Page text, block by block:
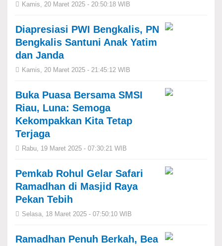
Kamis, 20 Maret 2025 - 20:50:18 WIB
Diapresiasi PWI Bengkalis, PN
Bengkalis Santuni Anak Yatim
dan Janda
Kamis, 20 Maret 2025 - 21:45:12 WIB
Buka Puasa Bersama SMSI
Riau, Luna: Semoga
Kekompakkan Kita Tetap
Terjaga
Rabu, 19 Maret 2025 - 07:30:21 WIB
Pemkab Rohul Gelar Safari
Ramadhan di Masjid Raya
Pekan Tebih
Selasa, 18 Maret 2025 - 07:50:10 WIB
Ramadhan Penuh Berkah, Bea